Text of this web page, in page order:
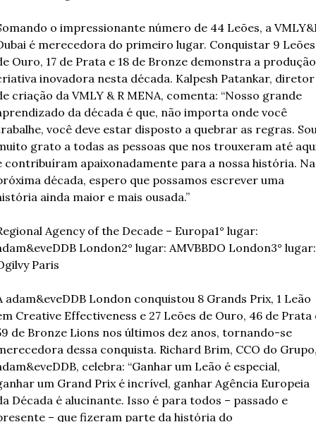
o impressionante número de 44 Leões, a
é merecedora do primeiro lugar. Conquistar 9 Leões
Ouro, 17 de Prata e 18 de Bronze demonstra a produção
inovadora nesta década. Kalpesh Patankar, diretor
criação da VMLY & R MENA, comenta: “Nosso grande
da década é que, não importa onde você
você deve estar disposto a quebrar as regras.
grato a todas as pessoas que nos trouxeram até
contribuíram apaixonadamente para a nossa história. Na
década, espero que possamos escrever uma
ainda maior e mais ousada.”
Agency of the Decade – Europa1° lugar:
London2° lugar: AMVBBDO London3° lugar:
Paris
adam&eveDDB London conquistou 8 Grands Prix, 1 Leão
Creative Effectiveness e 27 Leões de Ouro, 46 de Prata
de Bronze Lions nos últimos dez anos, tornando-se
dessa conquista. Richard Brim, CCO do
celebra: “Ganhar um Leão é especial,
um Grand Prix é incrível, ganhar Agência Europeia
Década é alucinante. Isso é para todos – passado e
– que fizeram parte da história do